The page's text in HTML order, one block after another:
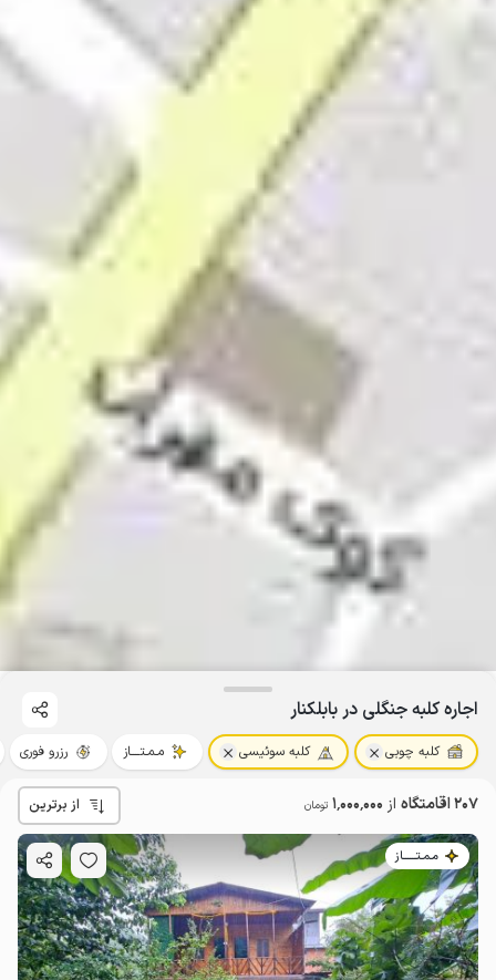
اجاره کلبه جنگلی در بابلکنار
کلبه چوبی کلبه سوئیسی مـمـتــــاز رزرو فوری
207 اقامتگاه از 1٬000٬000 تومان از برترین
مـمـتــــــاز